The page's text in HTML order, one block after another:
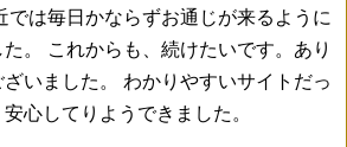
では毎日かならずお通じが来るように
た。 これからも、続けたいです。あり
ざいました。 わかりやすいサイトだっ
心してりようできました。